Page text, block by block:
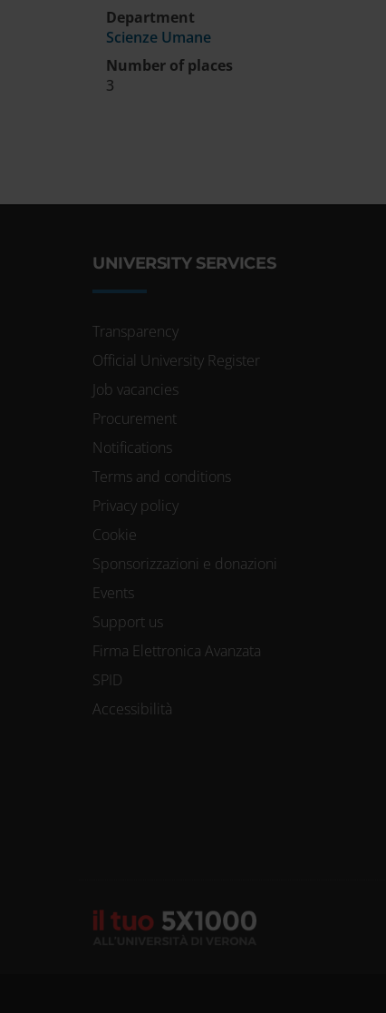
Department
Scienze Umane
Number of places
3
UNIVERSITY SERVICES
Transparency
Official University Register
Job vacancies
Procurement
Notifications
Terms and conditions
Privacy policy
Cookie
Sponsorizzazioni e donazioni
Events
Support us
Firma Elettronica Avanzata
SPID
Accessibilità